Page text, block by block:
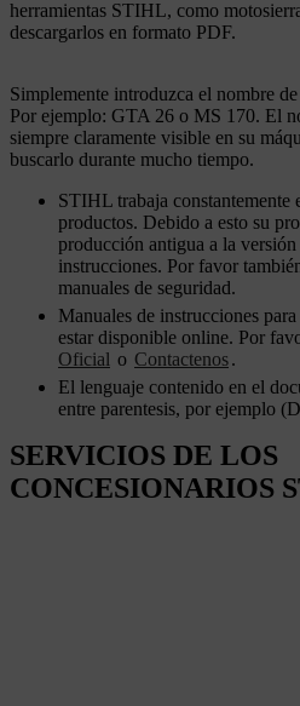
herramientas STIHL, como
descargarlos en formato PDF.
Simplemente introduzca el nombre
Por ejemplo: GTA 26 o MS 170. El
siempre claramente visible en su
buscarlo durante mucho tiempo.
STIHL trabaja constantemente
productos. Debido a esto su
producción antigua a la
instrucciones. Por favor
manuales de seguridad.
Manuales de instrucciones
estar disponible online. Por
Oficial o Contactenos.
El lenguaje contenido en el
entre parentesis, por ejemplo
SERVICIOS DE LOS
CONCESIONARIOS